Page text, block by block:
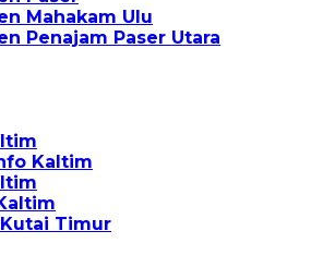
Mahakam Ulu
Penajam Paser Utara
Kaltim
Timur